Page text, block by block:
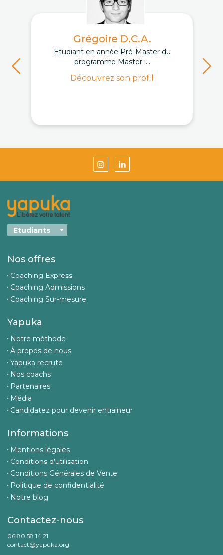
Grégoire D.C.A.
Etudiant en année Pré-Master du
programme Master i...
Découvrez son profil
Nos offres
Coaching Express
Coaching Admissions
Coaching Sur-mesure
Yapuka
Notre méthode
À propos de nous
Yapuka recrute
Nos coachs
Partenaires
Média
Candidatez pour devenir entraineur
Informations
Mentions légales
Conditions d’utilisation
Conditions Générales de Vente
Politique de confidentialité
Notre blog
Contactez-nous
06 80 58 14 21
contact@yapuka.org